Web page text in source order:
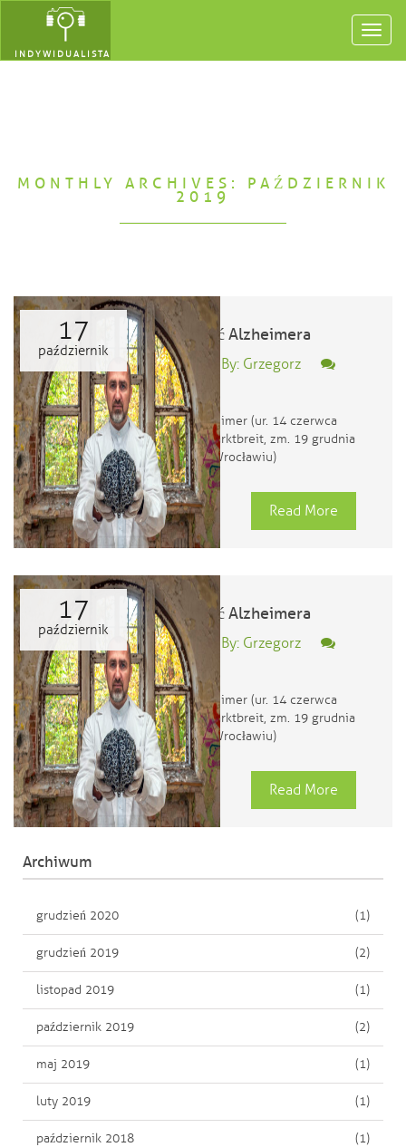
INDYWIDUALISTA
MONTHLY ARCHIVES: PAŹDZIERNIK
2019
17
październik
Rozgryźć Alzheimera
Posted By: Grzegorz
0
Alois Alzheimer (ur. 14 czerwca
1864 w Marktbreit, zm. 19 grudnia
1915 we Wrocławiu)
Read More
17
październik
Rozgryźć Alzheimera
Posted By: Grzegorz
0
Alois Alzheimer (ur. 14 czerwca
1864 w Marktbreit, zm. 19 grudnia
1915 we Wrocławiu)
Read More
Archiwum
grudzień 2020 (1)
grudzień 2019 (2)
listopad 2019 (1)
październik 2019 (2)
maj 2019 (1)
luty 2019 (1)
październik 2018 (1)